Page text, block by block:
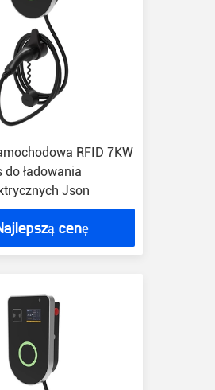
RFID 7KW
do ładowania
Json
cenę